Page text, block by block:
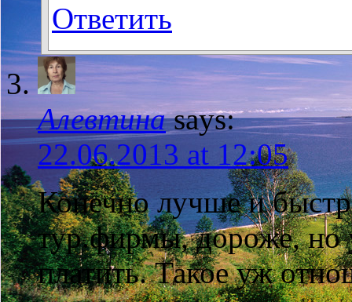
Ответить
Алевтина says:
22.06.2013 at 12:05
Конечно лучше и
тур.фирмы, дороже, но
платить. Такое уж